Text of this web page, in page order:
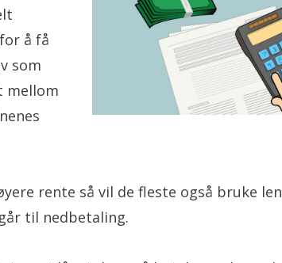
å få
som
mellom
rente så vil de fleste også bruke
til nedbetaling.